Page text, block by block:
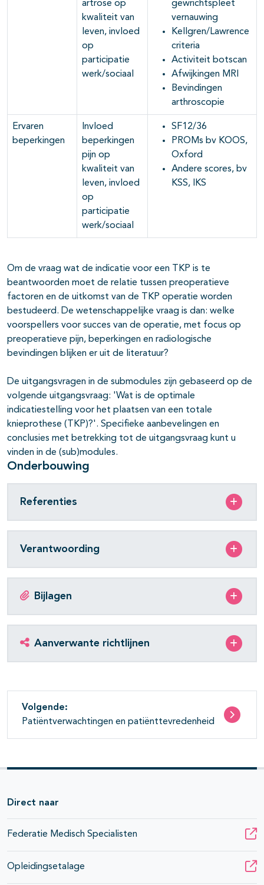
artrose op
kwaliteit van
leven, invloed
op
participatie
werk/sociaal
gewrichtspleet
vernauwing
Kellgren/Lawrence
criteria
Activiteit botscan
Afwijkingen MRI
Bevindingen
arthroscopie
Ervaren
beperkingen
Invloed
beperkingen
pijn op
kwaliteit van
leven, invloed
op
participatie
werk/sociaal
SF12/36
PROMs bv KOOS,
Oxford
Andere scores, bv
KSS, IKS
Om de vraag wat de indicatie voor een TKP is te
beantwoorden moet de relatie tussen preoperatieve
factoren en de uitkomst van de TKP operatie worden
bestudeerd. De wetenschappelijke vraag is dan: welke
voorspellers voor succes van de operatie, met focus op
preoperatieve pijn, beperkingen en radiologische
bevindingen blijken er uit de literatuur?
De uitgangsvragen in de submodules zijn gebaseerd op de
volgende uitgangsvraag: 'Wat is de optimale
indicatiestelling voor het plaatsen van een totale
knieprothese (TKP)?'. Specifieke aanbevelingen en
conclusies met betrekking tot de uitgangsvraag kunt u
vinden in de (sub)modules.
Onderbouwing
Referenties
Verantwoording
Bijlagen
Aanverwante richtlijnen
Volgende:
Patiëntverwachtingen en patiënttevredenheid
Direct naar
Federatie Medisch Specialisten
Opleidingsetalage